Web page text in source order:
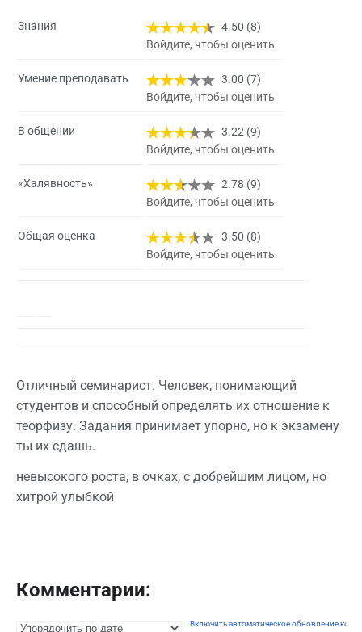
Знания
4.50 (8)
Войдите, чтобы оценить
Умение преподавать
3.00 (7)
Войдите, чтобы оценить
В общении
3.22 (9)
Войдите, чтобы оценить
«Халявность»
2.78 (9)
Войдите, чтобы оценить
Общая оценка
3.50 (8)
Войдите, чтобы оценить
Отличный семинарист. Человек, понимающий
студентов и способный определять их отношение к
теорфизу. Задания принимает упорно, но к экзамену
ты их сдашь.
невысокого роста, в очках, с добрейшим лицом, но
хитрой улыбкой
Комментарии:
Включить автоматическое обновление